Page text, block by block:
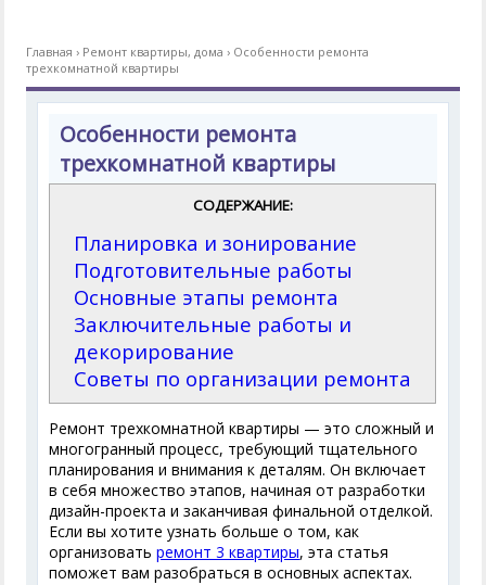
Главная › Ремонт квартиры, дома › Особенности ремонта
трехкомнатной квартиры
Особенности ремонта
трехкомнатной квартиры
СОДЕРЖАНИЕ:
Планировка и зонирование
Подготовительные работы
Основные этапы ремонта
Заключительные работы и
декорирование
Советы по организации ремонта
Ремонт трехкомнатной квартиры — это сложный и
многогранный процесс, требующий тщательного
планирования и внимания к деталям. Он включает
в себя множество этапов, начиная от разработки
дизайн-проекта и заканчивая финальной отделкой.
Если вы хотите узнать больше о том, как
организоватьремонт 3 квартиры, эта статья
поможет вам разобраться в основных аспектах.